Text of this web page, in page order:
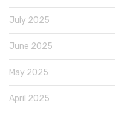
July 2025
June 2025
May 2025
April 2025